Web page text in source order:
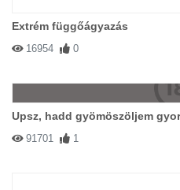
Extrém függőágyazás
16954 0
Upsz, hadd gyömöszöljem
91701 1